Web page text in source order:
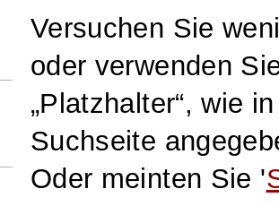
Versuchen Sie
oder verwenden
Platzhalter , wie
Suchseite
Oder meinten Sie '